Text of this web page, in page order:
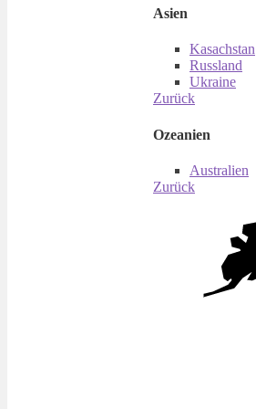
Asien
Kasachstan
Russland
Ukraine
Zurück
Ozeanien
Australien
Zurück